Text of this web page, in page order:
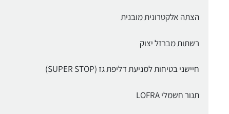
הצתה אלקטרונית מובנית
רשתות מברזל יצוק
חיישני בטיחות למניעת דליפת גז (SUPER STOP)
תנור חשמלי LOFRA